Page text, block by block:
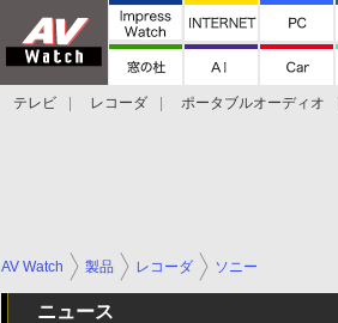
テレビ レコーダ ポータブルオーディオ
AV Watch 製品 レコーダ ソニー
ニュース